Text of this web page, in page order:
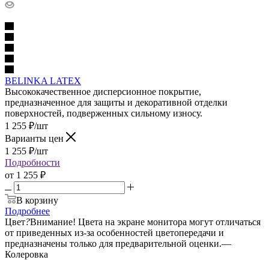
BELINKA LATEX
Высококачественное дисперсионное покрытие,
предназначенное для защиты и декоративной отделки
поверхностей, подверженных сильному износу.
1 255 ₽/шт
Варианты цен
1 255 ₽/шт
Подробности
от 1 255 ₽
В корзину
Подробнее
Цвет?Внимание! Цвета на экране монитора могут отличаться
от приведенных из-за особенностей цветопередачи и
предназначены только для предварительной оценки.—
Колеровка